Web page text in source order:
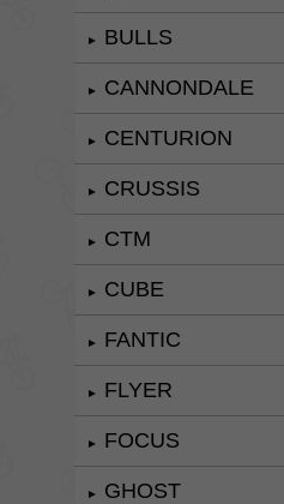
► BULLS
► CANNONDALE
► CENTURION
► CRUSSIS
► CTM
► CUBE
► FANTIC
► FLYER
► FOCUS
► GHOST